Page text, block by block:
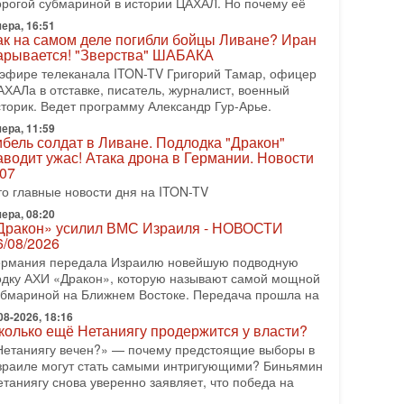
2026, 17:50
голос» Израиля: кто заберет его на этот
русскоязычных репатриантов не раз кардинально
политический ландшафт Израиля. Достаточно
взлет партии «Исраэль ба-алия», когда
2026, 17:00
закрытых дверей: о чём на самом деле
Трамп и Нетаньяху?
визит премьер-министра Израиля Биньямина
в США и его встреча с Дональдом Трампом
больше вопросов, чем ответов. Полная
07-2026, 15:18
готовит покушение на Нетаниягу! Трамп не
эскалации, но КСИР готовит взрыв!
телеканала ITON-TV СЕРГЕЙ МИГДАЛЬ,
по вопросам безопасности, офицер запаса
управления полиции Израиля, автор
07-2026, 09:02
за разоружение ХАМАСа - НОВОСТИ
07/2026
президент США Дональд Трамп заявил о
16:51
на самом деле погибли бойцы Ливане? Иран
"Зверства" ШАБАКА
телеканала ITON-TV Григорий Тамар, офицер
в отставке, писатель, журналист, военный
Ведет программу Александр Гур-Арье.
11:59
солдат в Ливане. Подлодка "Дракон"
ужас! Атака дрона в Германии. Новости
главные новости дня на ITON-TV
08:20
усилил ВМС Израиля - НОВОСТИ
08/2026
передала Израилю новейшую подводную
АХИ «Дракон», которую называют самой мощной
на Ближнем Востоке. Передача прошла на
2026, 18:16
ещё Нетаниягу продержится у власти?
вечен?» — почему предстоящие выборы в
могут стать самыми интригующими? Биньямин
снова уверенно заявляет, что победа на